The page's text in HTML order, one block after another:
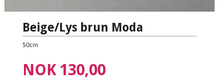
Beige/Lys brun Moda
50cm
Pris
NOK 130,00